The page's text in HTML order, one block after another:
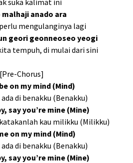
malhaji anado ara
mengulanginya lagi
geori geonneoseo yeogi
tempuh, di mulai dari sini
[Pre-Chorus]
on my mind (Mind)
di benakku (Benakku)
say you’re mine (Mine)
kau milikku (Milikku)
on my mind (Mind)
di benakku (Benakku)
say you’re mine (Mine)